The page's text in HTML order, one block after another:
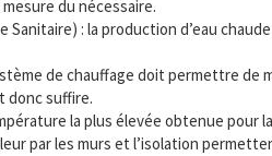
du nécessaire.
Sanitaire) : la production d’eau
de chauffage doit permettre
donc suffire.
la plus élevée obtenue pour
par les murs et l’isolation